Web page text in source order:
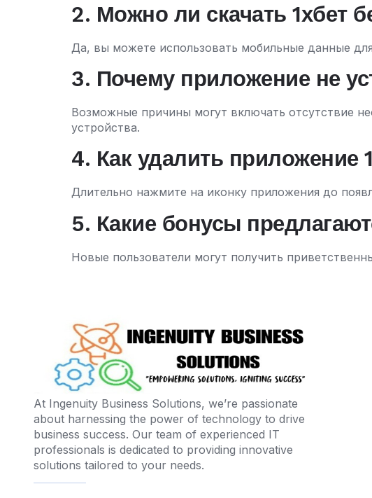
2. Можно ли скачать 1хбет
Да, вы можете использовать мобильные данные
3. Почему приложение не
Возможные причины могут включать отсутствие
устройства.
4. Как удалить приложение
Длительно нажмите на иконку приложения до
5. Какие бонусы
Новые пользователи могут получить
At Ingenuity Business Solutions, we’re passionate
about harnessing the power of technology to drive
business success. Our team of experienced IT
professionals is dedicated to providing innovative
solutions tailored to your needs.